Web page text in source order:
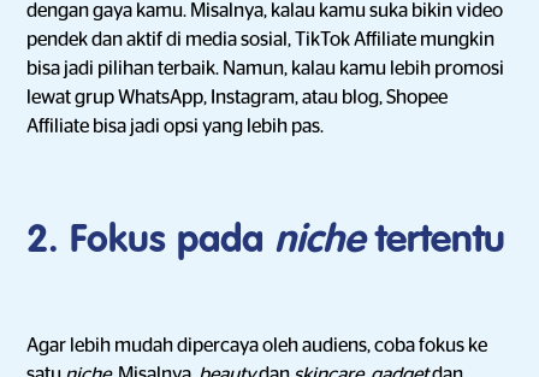
dengan gaya kamu. Misalnya, kalau kamu suka bikin video
pendek dan aktif di media sosial, TikTok Affiliate mungkin
bisa jadi pilihan terbaik. Namun, kalau kamu lebih promosi
lewat grup WhatsApp, Instagram, atau blog, Shopee
Affiliate bisa jadi opsi yang lebih pas.
2. Fokus pada nichetertentu
Agar lebih mudah dipercaya oleh audiens, coba fokus ke